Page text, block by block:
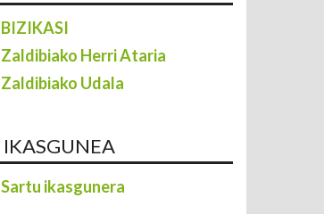
BIZIKASI
Zaldibiako Herri Ataria
Zaldibiako Udala
IKASGUNEA
Sartu ikasgunera